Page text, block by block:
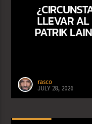
LLEVAR AL
PATRIK
rasco
JULY 28, 2026